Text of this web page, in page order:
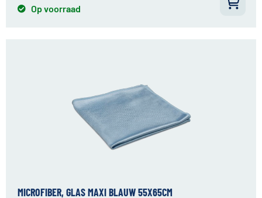
Op voorraad
MICROFIBER, GLAS MAXI BLAUW 55X65CM